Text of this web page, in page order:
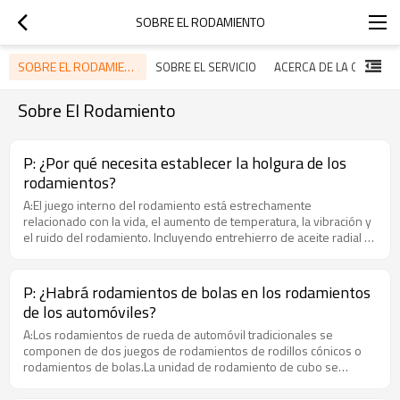
SOBRE EL RODAMIENTO
SOBRE EL RODAMIENTO SOBRE EL SERVICIO
Sobre El Rodamiento
P: ¿Por qué necesita establecer la holgura de los
rodamientos?
A:El juego interno del rodamiento está estrechamente
relacionado con la vida, el aumento de temperatura, la vibración y
el ruido del rodamiento. Incluyendo entrehierro de aceite radial y
valor aumenta secuencialmente.
P: ¿Habrá rodamientos de bolas en los rodamientos
de los automóviles?
A:Los rodamientos de rueda de automóvil tradicionales se
componen de dos juegos de rodamientos de rodillos cónicos o
rodamientos de bolas.La unidad de rodamiento de cubo se